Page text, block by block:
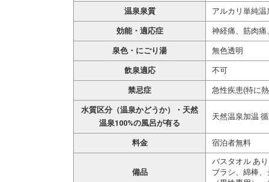
温泉泉質 アルカリ単純温
効能・適応症 神経痛、筋肉
泉色・にごり湯 無色透明
飲泉適応 不可
禁忌症 急性疾患(特に
水質区分（温泉かどうか）・天然
温泉100%の風呂が有る
天然温泉加温
料金 宿泊者無料
備品
バスタオル あり
ブラシ、綿棒